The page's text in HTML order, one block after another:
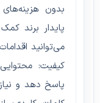
بدون
پایدار برند
می‌توانید
کیفیت:
پاسخ دهد و